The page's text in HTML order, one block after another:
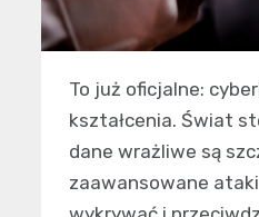
To już oficjalne:
kształcenia. Świat
dane wrażliwe są
zaawansowane